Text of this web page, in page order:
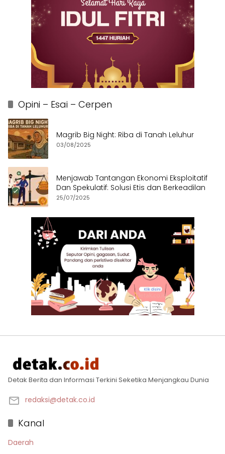
Opini – Esai – Cerpen
Magrib Big Night: Riba di Tanah Leluhur
03/08/2025
Menjawab Tantangan Ekonomi Eksploitatif
Dan Spekulatif: Solusi Etis dan Berkeadilan
25/07/2025
Detak Berita dan Informasi Terkini Seketika Menjangkau Dunia
redaksi@detak.co.id
Kanal
Daerah